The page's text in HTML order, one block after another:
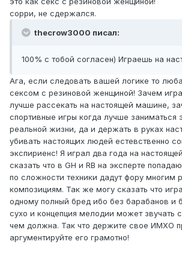
сорри, не сдержался.
thecrow3000 писал:
100% с тобой согласен) Играешь на
Ага, если следовать вашей логике то
сексом с резиновой женщиной! Зачем
лучше рассекать на настоящей машине,
спортивные игры когда лучше
реальной жизни, да и держать в руках
убивать настоящих людей естевственно
экспириенс! Я играл два года на
сказать что в GH и RB на эксперте
по сложности техники дадут фору многим
композициям. Так же могу сказать что
одному полный бред ибо без барабанов и
сухо и концепция мелодии может звучать
чем должна. Так что держите свое ИМХО
аргументируйте его грамотно!